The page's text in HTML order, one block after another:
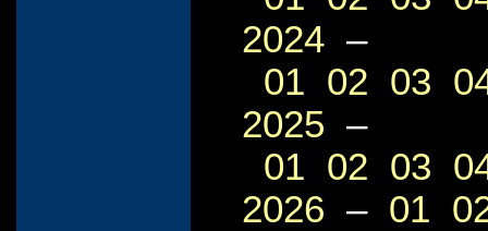
2024 –
01 02 03
2025 –
01 02 03
2026 – 01